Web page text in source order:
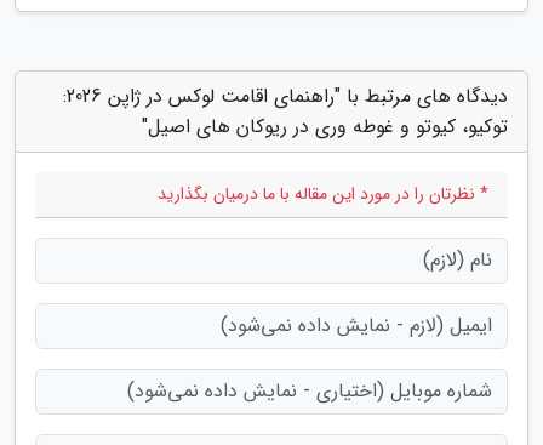
دیدگاه های مرتبط با "راهنمای اقامت لوکس در ژاپن 2026:
توکیو، کیوتو و غوطه وری در ریوکان های اصیل"
* نظرتان را در مورد این مقاله با ما درمیان بگذارید